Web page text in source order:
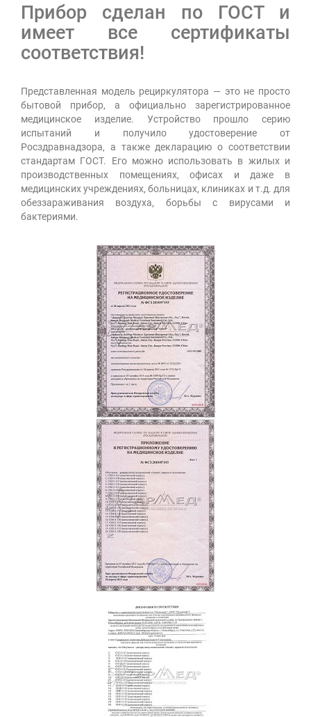
Прибор сделан по ГОСТ и
имеет все сертификаты
соответствия!
Представленная модель рециркулятора — это не просто
бытовой прибор, а официально зарегистрированное
медицинское изделие. Устройство прошло серию
испытаний и получило удостоверение от
Росздравнадзора, а также декларацию о соответствии
стандартам ГОСТ. Его можно использовать в жилых и
производственных помещениях, офисах и даже в
медицинских учреждениях, больницах, клиниках и т.д. для
обеззараживания воздуха, борьбы с вирусами и
бактериями.